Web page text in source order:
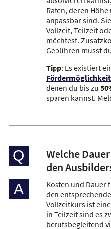
Raten, deren
anpassbar sind.
Vollzeit, Teilzeit
möchtest.
Gebühren musst
Tipp: Es existiert
denen du bis zu
sparen kannst.
Q
Welche
den
A
Kosten und Dauer
den
Vollzeitkurs ist
in Teilzeit sind es
berufsbegleitend